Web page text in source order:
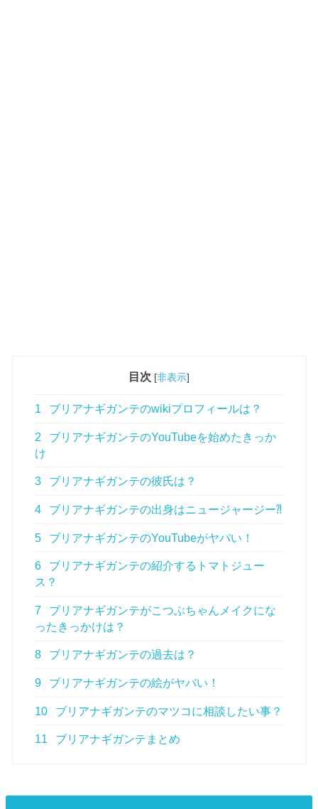
目次 [非表示]
1 ブリアナギガンテのwikiプロフィールは？
2
ブリアナギガンテのYouTubeを始めたきっか
け
3 ブリアナギガンテの彼氏は？
4 ブリアナギガンテの出身はニュージャージー⁈
5 ブリアナギガンテのYouTubeがヤバい！
6
ブリアナギガンテの紹介するトマトジュー
ス？
7
ブリアナギガンテがこつぶちゃんメイクにな
ったきっかけは？
8 ブリアナギガンテの過去は？
9 ブリアナギガンテの絵がヤバい！
10 ブリアナギガンテのマツコに相談したい事？
11 ブリアナギガンテまとめ